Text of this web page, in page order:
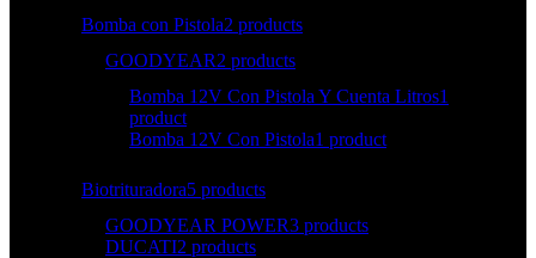
Bomba con Pistola2 products
GOODYEAR2 products
Bomba 12V Con Pistola Y Cuenta Litros1
product
Bomba 12V Con Pistola1 product
Biotrituradora5 products
GOODYEAR POWER3 products
DUCATI2 products